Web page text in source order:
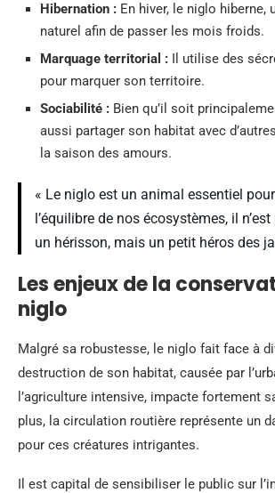
Hibernation : En hiver, le niglo hiberne,
naturel afin de passer les mois froids.
Marquage territorial : Il utilise des
pour marquer son territoire.
Sociabilité : Bien qu’il soit
aussi partager son habitat avec
la saison des amours.
« Le niglo est un animal essentiel
l’équilibre de nos écosystèmes, il
un hérisson, mais un petit héros des
Les enjeux de la
niglo
Malgré sa robustesse, le niglo fait face à
destruction de son habitat, causée par
l’agriculture intensive, impacte fortement
plus, la circulation routière représente un
pour ces créatures intrigantes.
Il est capital de sensibiliser le public sur